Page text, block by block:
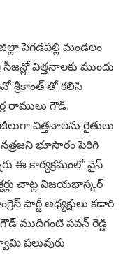
పెగడపల్లి మండలం
విత్తనాలకు ముందు
శ్రీకాంత్ తో కలిసి
రాములు గౌడ్.
విత్తనాలను రైతులు
భూసారం పెరిగి
ఈ కార్యక్రమంలో వైస్
చాట్ల విజయభాస్కర్
పార్టీ అధ్యక్షులు కడారి
ముదిగంటి పవన్ రెడ్డి
పలువురు